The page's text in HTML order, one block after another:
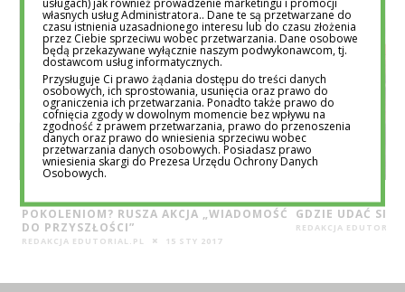
CO POZOSTAWIMY PO SOBIE PRZYSZŁYM
POKOLENIOM? RUSZA AKCJA „WIADOMOŚĆ
DO PRZYSZŁOŚCI”
REDAKCJA EDUTORIAL.PL 15 STY 2017
CUDZE
GDZIE UDAĆ SIĘ
REDAKCJA
własnych usług Administratora.. Dane te są przetwarzane do
czasu istnienia uzasadnionego interesu lub do czasu złożenia
przez Ciebie sprzeciwu wobec przetwarzania. Dane osobowe
będą przekazywane wyłącznie naszym podwykonawcom, tj.
dostawcom usług informatycznych.
Przysługuje Ci prawo żądania dostępu do treści danych
osobowych, ich sprostowania, usunięcia oraz prawo do
ograniczenia ich przetwarzania. Ponadto także prawo do
cofnięcia zgody w dowolnym momencie bez wpływu na
zgodność z prawem przetwarzania, prawo do przenoszenia
danych oraz prawo do wniesienia sprzeciwu wobec
przetwarzania danych osobowych. Posiadasz prawo
wniesienia skargi do Prezesa Urzędu Ochrony Danych
Osobowych.